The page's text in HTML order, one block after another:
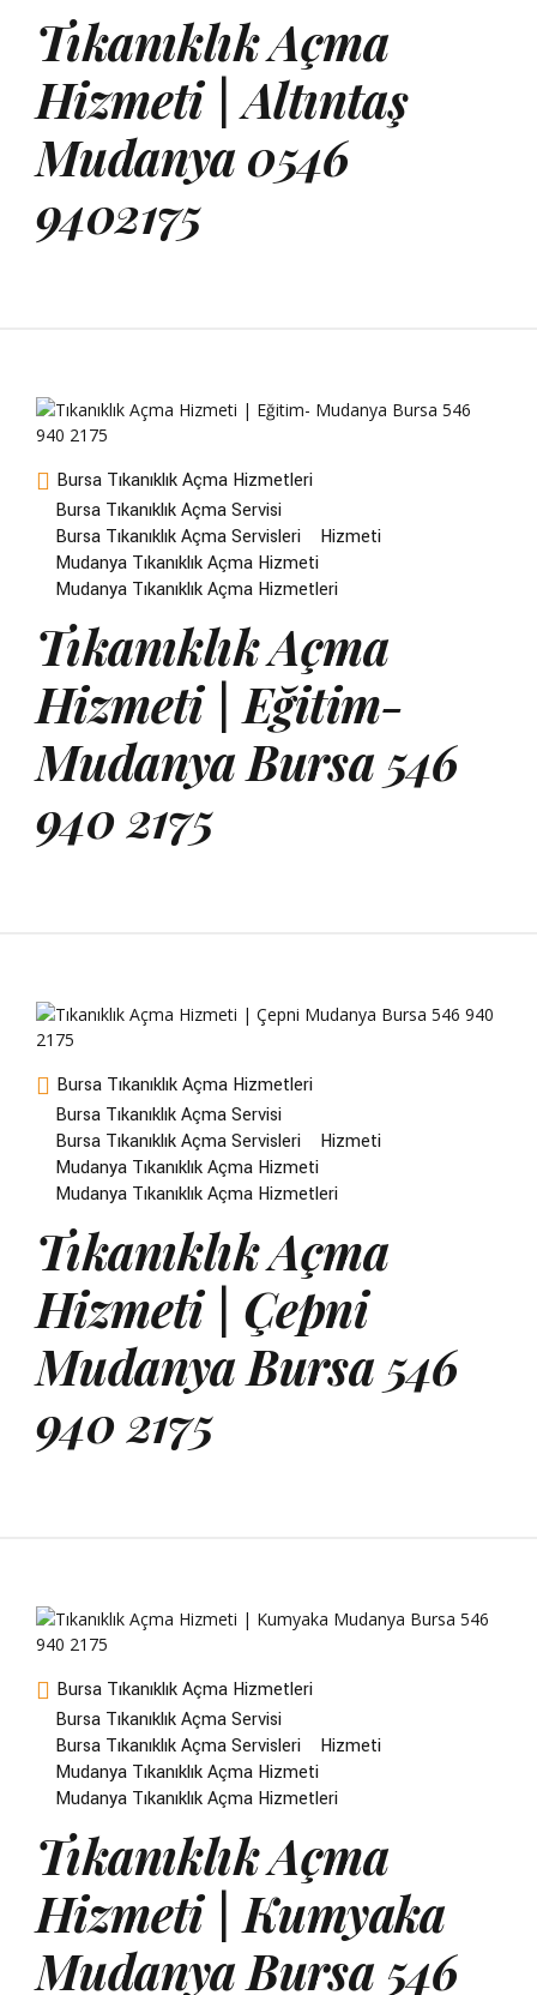
Tıkanıklık Açma
Hizmeti | Altıntaş
Mudanya 0546
9402175
Bursa Tıkanıklık Açma Hizmetleri
Bursa Tıkanıklık Açma Servisi
Bursa Tıkanıklık Açma Servisleri
Hizmeti
Mudanya Tıkanıklık Açma Hizmeti
Mudanya Tıkanıklık Açma Hizmetleri
Tıkanıklık Açma
Hizmeti | Eğitim-
Mudanya Bursa 546
940 2175
Bursa Tıkanıklık Açma Hizmetleri
Bursa Tıkanıklık Açma Servisi
Bursa Tıkanıklık Açma Servisleri
Hizmeti
Mudanya Tıkanıklık Açma Hizmeti
Mudanya Tıkanıklık Açma Hizmetleri
Tıkanıklık Açma
Hizmeti | Çepni
Mudanya Bursa 546
940 2175
Bursa Tıkanıklık Açma Hizmetleri
Bursa Tıkanıklık Açma Servisi
Bursa Tıkanıklık Açma Servisleri
Hizmeti
Mudanya Tıkanıklık Açma Hizmeti
Mudanya Tıkanıklık Açma Hizmetleri
Tıkanıklık Açma
Hizmeti | Kumyaka
Mudanya Bursa 546